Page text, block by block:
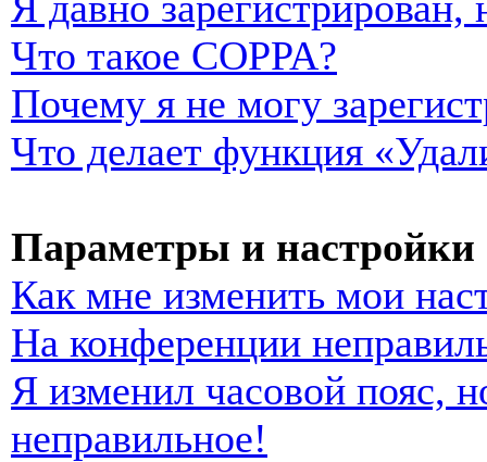
Что такое COPPA?
Почему я не могу
Что делает функция
Параметры и настройки
Как мне изменить мои
На конференции
Я изменил часовой пояс,
неправильное!